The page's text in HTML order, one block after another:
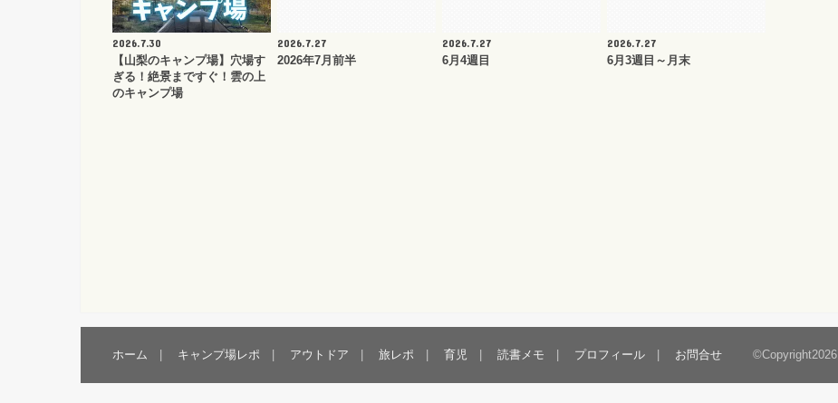
2026.7.30
【山梨のキャンプ場】穴場す
ぎる！絶景まですぐ！雲の上
のキャンプ場
2026.7.27
2026年7月前半
2026.7.27
6月4週目
2026.7.27
6月3週目～月末
ホーム キャンプ場レポ アウトドア 旅レポ 育児 読書メモ プロフィール お問合せ ©Copyright2026